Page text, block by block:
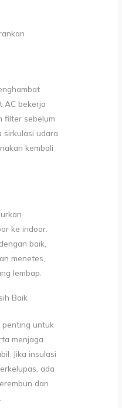
AC bekerja
filter sebelum
sirkulasi udara
kembali
ke indoor.
baik,
menetes,
lembap.
Baik
penting untuk
menjaga
Jika insulasi
ada
dan